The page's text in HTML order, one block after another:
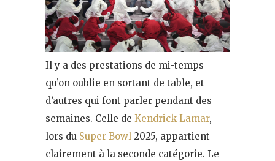
Il y a des prestations de mi-temps
qu’on oublie en sortant de table, et
d’autres qui font parler pendant des
semaines. Celle de Kendrick Lamar,
lors du Super Bowl 2025, appartient
clairement à la seconde catégorie. Le